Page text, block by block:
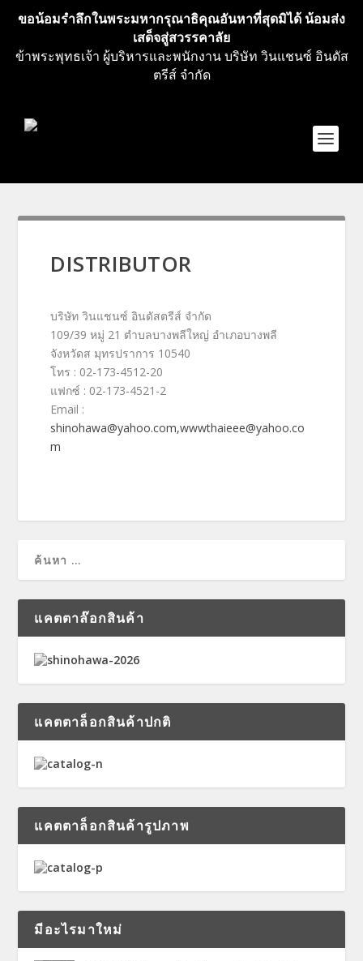
ขอน้อมรำลึกในพระมหากรุณาธิคุณอันหาที่สุดมิได้ น้อมส่ง
เสด็จสู่สวรรคาลัย
ข้าพระพุทธเจ้า ผู้บริหารและพนักงาน บริษัท วินแชนซ์ อินดัส
ตรีส์ จำกัด
DISTRIBUTOR
บริษัท วินแชนซ์ อินดัสตรีส์ จํากัด
109/39หมู่ 21 ตําบลบางพลีใหญ่ อําเภอบางพลี
จังหวัดส มุทรปราการ 10540
โทร : 02-173-4512-20
แฟกซ์ : 02-173-4521-2
Email :
shinohawa@yahoo.com,wwwthaieee@yahoo.co
m
แคตตาล๊อกสินค้า
แคตตาล็อกสินค้าปกติ
แคตตาล็อกสินค้ารูปภาพ
มีอะไรมาใหม่